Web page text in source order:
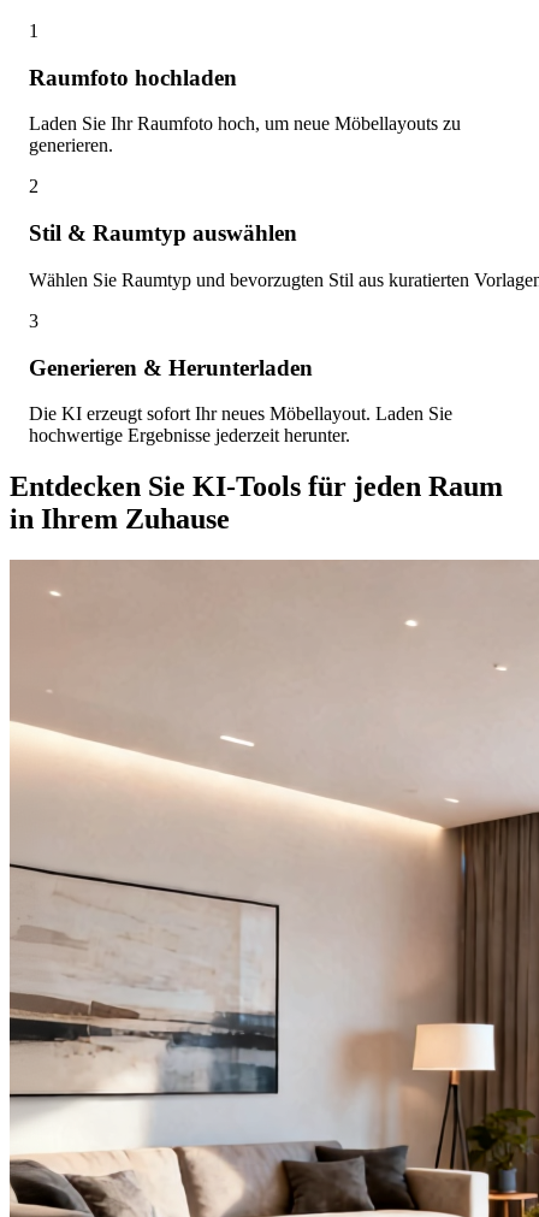
1
Raumfoto hochladen
Laden Sie Ihr Raumfoto hoch, um neue Möbellayouts zu
generieren.
2
Stil & Raumtyp auswählen
Wählen Sie Raumtyp und bevorzugten Stil aus kuratierten
3
Generieren & Herunterladen
Die KI erzeugt sofort Ihr neues Möbellayout. Laden Sie
hochwertige Ergebnisse jederzeit herunter.
Entdecken Sie KI-Tools für jeden Raum
in Ihrem Zuhause